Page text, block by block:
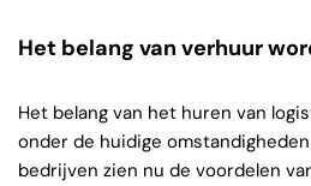
Het belang van verhuur
Het belang van het huren van
onder de huidige
bedrijven zien nu de voordelen